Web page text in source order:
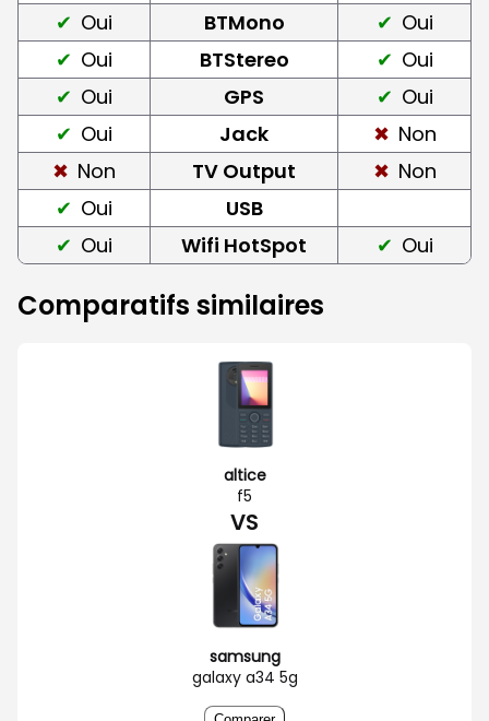
Oui
BTMono
Oui
Oui
BTStereo
Oui
Oui
GPS
Oui
Oui
Jack
Non
Non
TV Output
Non
Oui
USB
Oui
Wifi HotSpot Oui
Comparatifs similaires
altice
f5
VS
samsung
galaxy a34 5g